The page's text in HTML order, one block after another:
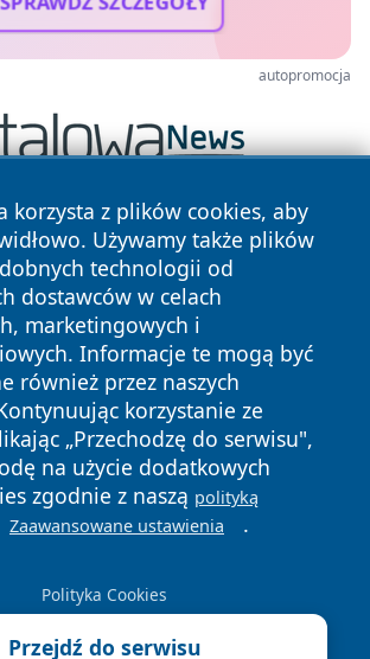
autopromocja
korzysta z plików cookies, aby
Używamy także plików
technologii od
dostawców w celach
marketingowych i
Informacje te mogą być
również przez naszych
korzystanie ze
„Przechodzę do serwisu",
na użycie dodatkowych
zgodnie z naszą polityką
Zaawansowane ustawienia .
Polityka Cookies
Przejdź do serwisu
wrotazabrza.pl Wszystkie prawa
Polityka
Prywatności
Polityka
Cookies